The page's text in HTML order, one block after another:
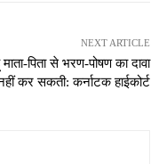
NEXT ARTICLE
पिता से भरण-पोषण का दावा
कर सकती: कर्नाटक हाईकोर्ट